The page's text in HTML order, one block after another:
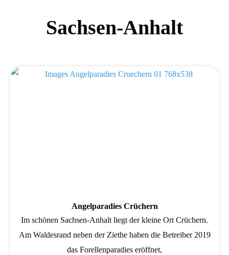
Sachsen-Anhalt
Angelparadies Crüchern
Im schönen Sachsen-Anhalt liegt der kleine Ort Crüchern.
Am Waldesrand neben der Ziethe haben die Betreiber 2019
das Forellenparadies eröffnet,